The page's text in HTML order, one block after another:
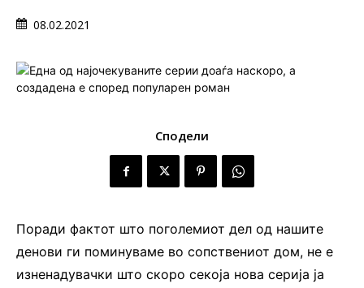
08.02.2021
Сподели
Поради фактот што поголемиот дел од нашите
денови ги поминуваме во сопствениот дом, не е
изненадувачки што скоро секоја нова серија ја